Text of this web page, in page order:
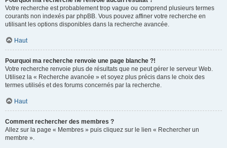
Votre recherche est probablement trop vague ou comprend plusieurs termes
courants non indexés par phpBB. Vous pouvez affiner votre recherche en
utilisant les options disponibles dans la recherche avancée.
Haut
Pourquoi ma recherche renvoie une page blanche ?!
Votre recherche renvoie plus de résultats que ne peut gérer le serveur Web.
Utilisez la « Recherche avancée » et soyez plus précis dans le choix des
termes utilisés et des forums concernés par la recherche.
Haut
Comment rechercher des membres ?
Allez sur la page « Membres » puis cliquez sur le lien « Rechercher un
membre ».